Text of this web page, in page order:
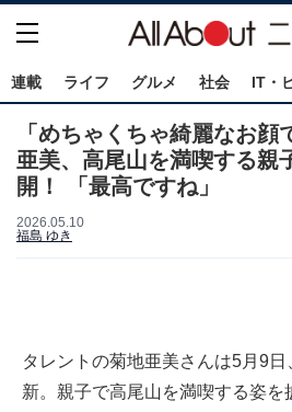
連載 ライフ グルメ 社会 IT・
「めちゃくちゃ綺麗なお顔
亜美、高尾山を満喫する親
開！ 「最高ですね」
2026.05.10
福島 ゆき
タレントの菊地亜美さんは5月9
新。親子で高尾山を満喫する姿を